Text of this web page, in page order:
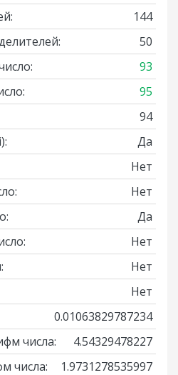
144
50
93
95
94
:
Да
Нет
Нет
Да
Нет
Нет
Нет
0.01063829787234
числа:
4.54329478227
числа:
1.9731278535997